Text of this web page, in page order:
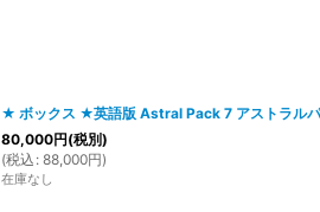
★ ボックス ★英語版 Astral Pack 7 アストラル
80,000円(税別)
(税込 : 88,000円)
在庫なし